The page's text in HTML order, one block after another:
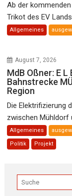
Ab der
Trikot des EV
Allgemeines
August 7, 2026
MdB Oßner: E L
Bahnstrecke
Region
Die Elektrifizierung
zwischen Mühldorf
Allgemeines
Politik Projekt